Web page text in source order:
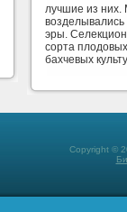
лучшие из них.
эры.
сорта
бахчевых
Copyright ©